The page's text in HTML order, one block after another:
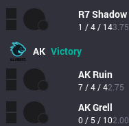
R7Shadow
1 / 4 / 143.75
AK Victory
AK Ruin
7 / 4 / 42.75
AKGrell
0 / 5 / 102.00